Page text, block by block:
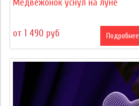
Медвежонок уснул на луне
от 1 490 руб Подробнее